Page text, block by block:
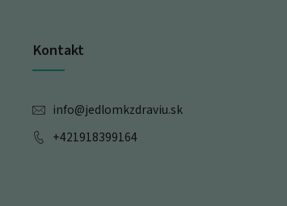
Kontakt
info@jedlomkzdraviu.sk
+421918399164